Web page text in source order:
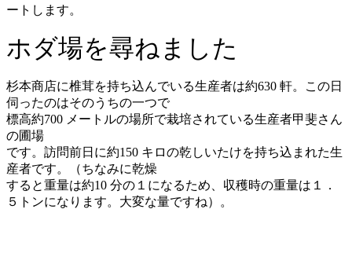
ートします。
ホダ場を尋ねました
杉本商店に椎茸を持ち込んでいる生産者は約630 軒。この日
伺ったのはそのうちの一つで
標高約700 メートルの場所で栽培されている生産者甲斐さん
の圃場
です。訪問前日に約150 キロの乾しいたけを持ち込まれた生
産者です。（ちなみに乾燥
すると重量は約10 分の１になるため、収穫時の重量は１．
５トンになります。大変な量ですね）。